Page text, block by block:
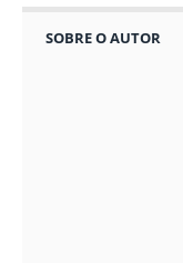
SOBRE O AUTOR